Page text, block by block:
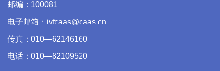
邮编：100081
电子邮箱：ivfcaas@caas.cn
传真：010—62146160
电话：010—82109520